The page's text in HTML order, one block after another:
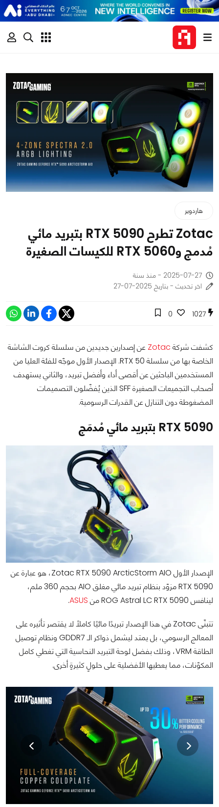
هاردوير
Zotac تطرح RTX 5090 بتبريد مائي
مُدمج وRTX 5060 للكيسات الصغيرة
2025-07-27 - منذ سنة
اخر تحديث - بتاريخ 2025-07-27
1027
0
كشفت شركة Zotac عن إصدارين جديدين من سلسلة كروت الشاشة
الخاصة بها من سلسلة RTX 50. الإصدار الأول موجّه للفئة العليا من
المستخدمين الباحثين عن أقصى أداء وأفضل تبريد، والثاني يستهدف
أصحاب التجميعات الصغيرة SFF الذين يُفضّلون التصميمات
المضغوطة دون التنازل عن القدرات الرسومية.
RTX 5090 بتبريد مائي مُدمَج
الإصدار الأول Zotac RTX 5090 ArcticStorm AIO، هو عبارة عن
RTX 5090 مزوّد بنظام تبريد مائي مغلق AIO بحجم 360 ملم،
لينافس ROG Astral LC RTX 5090 من
ASUS
.
تتبنّى Zotac في هذا الإصدار تبريدًا مائيًا كاملًا لا يقتصر تأثيره على
المعالج الرسومي، بل يمتد ليشمل ذواكر الـ GDDR7 ونظام توصيل
الطاقة VRM، وذلك بفضل لوحة التبريد النحاسية التي تغطي كامل
المكوّنات، مما يعطيها الأفضلية على حلولٍ كثيرةٍ أخرى.